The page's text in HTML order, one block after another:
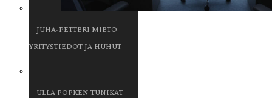
JUHA-PETTERI MIETO
YRITYSTIEDOT JA HUHUT
ULLA POPKEN TUNIKAT